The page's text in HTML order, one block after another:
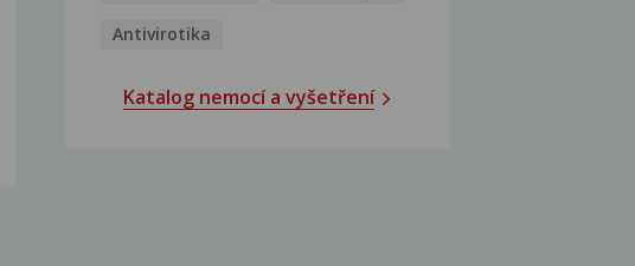
Antivirotika
Katalog nemocí a vyšetření